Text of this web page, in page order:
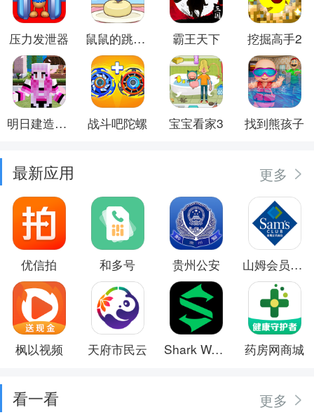
压力发泄器 鼠鼠的跳跃冒险 霸王天下 挖掘高手2
明日建造大师 战斗吧陀螺 宝宝看家3 找到熊孩子
最新应用 更多
优信拍 和多号 贵州公安 山姆会员商店
枫以视频 天府市民云 Shark Wear 药房网商城
看一看 更多